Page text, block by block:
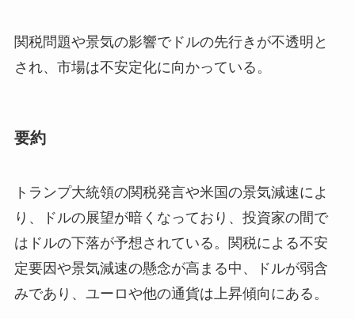
関税問題や景気の影響でドルの先行きが不透明と
され、市場は不安定化に向かっている。
要約
トランプ大統領の関税発言や米国の景気減速によ
り、ドルの展望が暗くなっており、投資家の間で
はドルの下落が予想されている。関税による不安
定要因や景気減速の懸念が高まる中、ドルが弱含
みであり、ユーロや他の通貨は上昇傾向にある。